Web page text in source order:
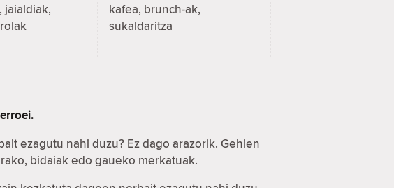
jaialdiak,
kafea, brunch-ak,
sukaldaritza
.
ezagutu nahi duzu? Ez dago arazorik. Gehien
bidaiak edo gaueko merkatuak.